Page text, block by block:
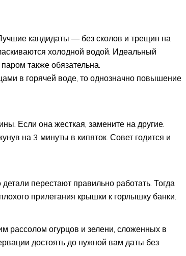
кандидаты — без сколов и трещин на
холодной водой. Идеальный
также обязательна.
в горячей воде, то однозначно повышение
Если она жесткая, замените на другие.
на 3 минуты в кипяток. Совет годится и
перестают правильно работать. Тогда
прилегания крышки к горлышку банки.
рассолом огурцов и зелени, сложенных в
достоять до нужной вам даты без